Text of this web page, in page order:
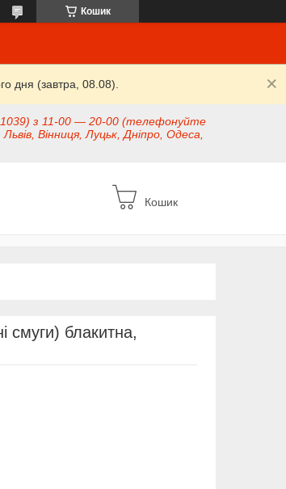
Кошик
дня (завтра, 08.08).
1039) з 11-00 — 20-00 (телефонуйте
Вінниця, Луцьк, Дніпро, Одеса,
Кошик
смуги) блакитна,